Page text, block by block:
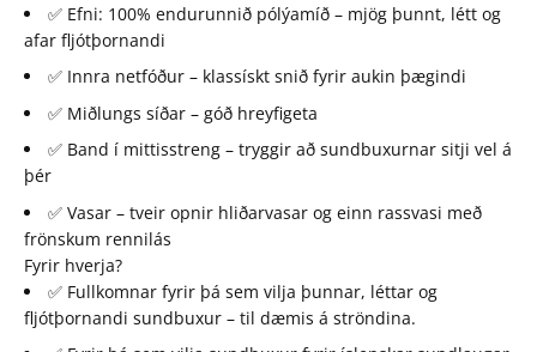
✅ Efni: 100% endurunnið pólýamíð – mjög þunnt, létt og
afar fljótþornandi
✅ Innra netfóður – klassískt snið fyrir aukin þægindi
✅ Miðlungs síðar – góð hreyfigeta
✅ Band í mittisstreng – tryggir að sundbuxurnar sitji vel á
þér
✅ Vasar – tveir opnir hliðarvasar og einn rassvasi með
frönskum rennilás
Fyrir hverja?
✅ Fullkomnar fyrir þá sem vilja þunnar, léttar og
fljótþornandi sundbuxur – til dæmis á ströndina.